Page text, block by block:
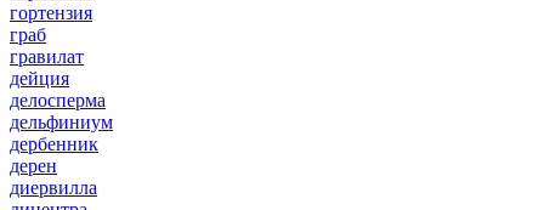
гортензия
граб
гравилат
дейция
делосперма
дельфиниум
дербенник
дерен
диервилла